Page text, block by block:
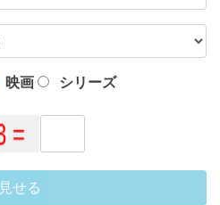
映画 シリーズ
見せる